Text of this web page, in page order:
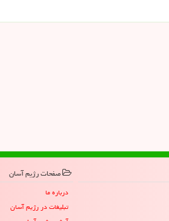
صفحات رژیم آسان
درباره ما
تبلیغات در رژیم آسان